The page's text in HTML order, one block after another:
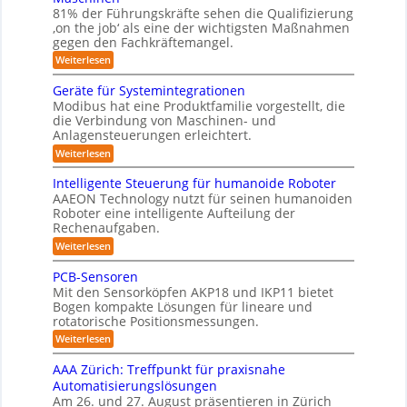
m
f
ü
r
R
o
b
o
t
i
k
u
n
d
L
o
g
i
s
t
ä
u
m
e
b
i
s
I
S
O
-
K
l
a
s
s
e
5
z
e
r
t
i
o
n
m
i
l
i
t
ä
r
i
s
c
h
e
r
B
o
d
e
n
r
b
o
t
k
e
n
-
S
c
h
e
i
ß
c
o
b
o
t
e
n
t
a
t
i
o
n
v
o
n
E
n
c
y
3
.
0
81% der Führungskräfte sehen die Qualifizierung
‚on the job‘ als eine der wichtigsten Maßnahmen
gegen den Fachkräftemangel.
Weiterlesen:
M
n
s
c
h
e
n
u
c
h
i
n
Z
e
i
t
e
n
v
o
n
K
I
w
i
Geräte für Systemintegrationen
Modibus hat eine Produktfamilie vorgestellt, die
die Verbindung von Maschinen- und
Anlagensteuerungen erleichtert.
Weiterlesen:
G
e
r
ä
t
e
f
ü
r
S
y
s
t
e
m
i
n
t
e
Intelligente Steuerung für humanoide Roboter
AAEON Technology nutzt für seinen humanoiden
Roboter eine intelligente Aufteilung der
Rechenaufgaben.
Weiterlesen:
I
t
e
l
i
g
n
t
e
PCB-Sensoren
Mit den Sensorköpfen AKP18 und IKP11 bietet
Bogen kompakte Lösungen für lineare und
rotatorische Positionsmessungen.
Weiterlesen:
P
C
B
-
S
AAA Zürich: Treffpunkt für praxisnahe
Automatisierungslösungen
Am 26. und 27. August präsentieren in Zürich